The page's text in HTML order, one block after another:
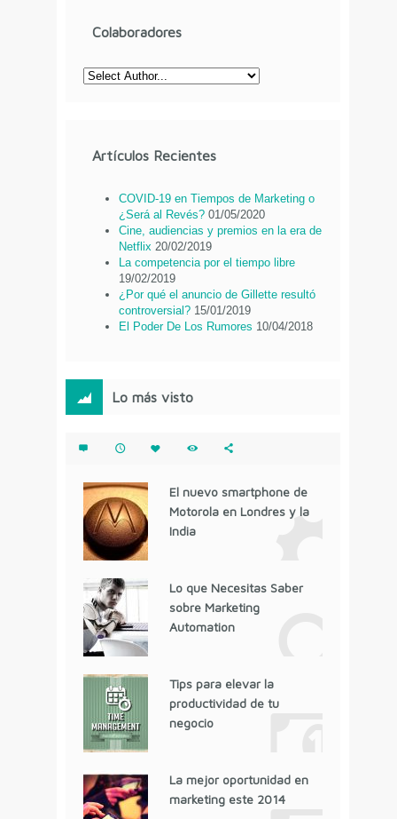
Colaboradores
Artículos Recientes
COVID-19 en Tiempos de Marketing o
¿Será al Revés? 01/05/2020
Cine, audiencias y premios en la era de
Netflix 20/02/2019
La competencia por el tiempo libre
19/02/2019
¿Por qué el anuncio de Gillette resultó
controversial? 15/01/2019
El Poder De Los Rumores 10/04/2018
Lo más visto
El nuevo smartphone de
Motorola en Londres y la
India
Lo que Necesitas Saber
sobre Marketing
Automation
Tips para elevar la
productividad de tu
negocio
La mejor oportunidad en
marketing este 2014